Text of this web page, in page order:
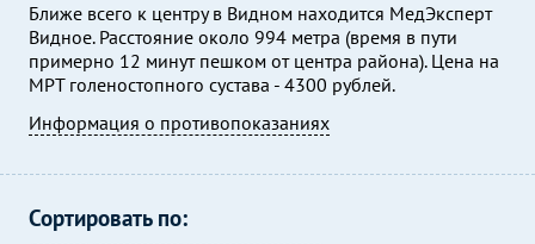
Ближе всего к центру в Видном находится МедЭксперт
Видное. Расстояние около 994 метра (время в пути
примерно 12 минут пешком от центра района). Цена на
МРТ голеностопного сустава - 4300 рублей.
Информация о противопоказаниях
Сортировать по: